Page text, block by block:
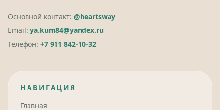
Основной контакт: @heartsway
Email: ya.kum84@yandex.ru
Телефон: +7 911 842-10-32
НАВИГАЦИЯ
Главная